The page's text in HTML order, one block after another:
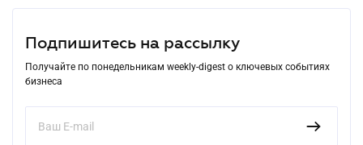
Подпишитесь на рассылку
Получайте по понедельникам weekly-digest о ключевых событиях
бизнеса